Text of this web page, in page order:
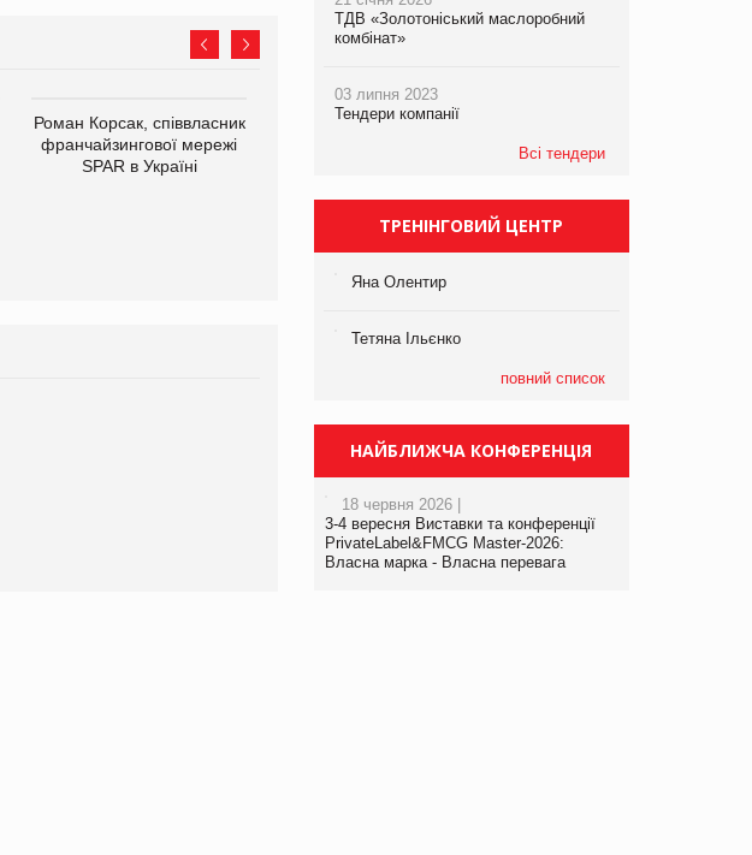
Роман Корсак, співвласник
франчайзингової мережі
SPAR в Україні
Олексій Логачов-Михайлов
Брагина Людмила
Просування компанії на
www.trademaster.ua.
правила. Особливості.
ТДВ «Золотоніський маслоробний
комбінат»
03 липня 2023
Тендери компанії
Всі тендери
ТРЕНІНГОВИЙ ЦЕНТР
Яна Олентир
Тетяна Ільєнко
повний список
НАЙБЛИЖЧА КОНФЕРЕНЦІЯ
18 червня 2026 |
3-4 вересня Виставки та конференції
PrivateLabel&FMCG Master-2026:
Власна марка - Власна перевага